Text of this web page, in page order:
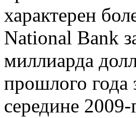
характерен
National Bank
миллиарда
прошлого года
середине